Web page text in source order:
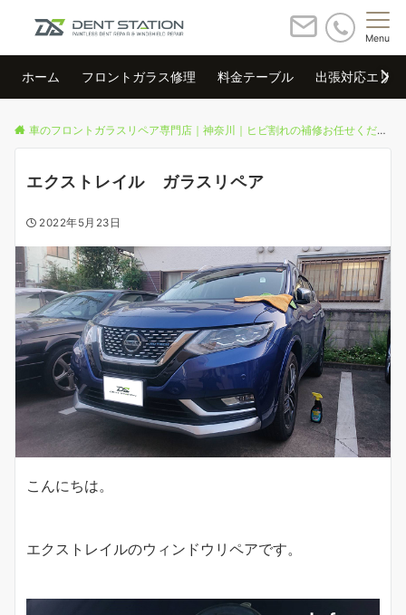
Menu
ホーム フロントガラス修理 料金テーブル 出張対応エリア
車のフロントガラスリペア専門店｜神奈川｜ヒビ割れの補修お任せください
エクストレイル ガラスリペア
2022年5月23日
こんにちは。
エクストレイルのウィンドウリペアです。